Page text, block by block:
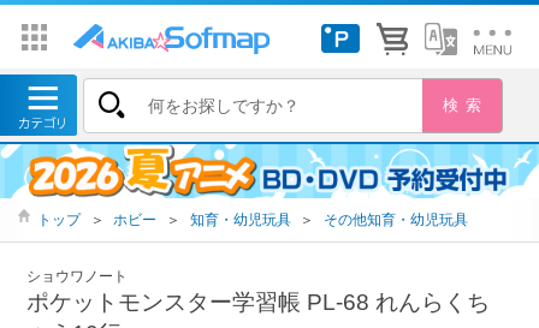
トップ ＞ ホビー ＞ 知育・幼児玩具 ＞ その他知育・幼児玩具
ショウワノート
ポケットモンスター学習帳 PL-68 れんらくち